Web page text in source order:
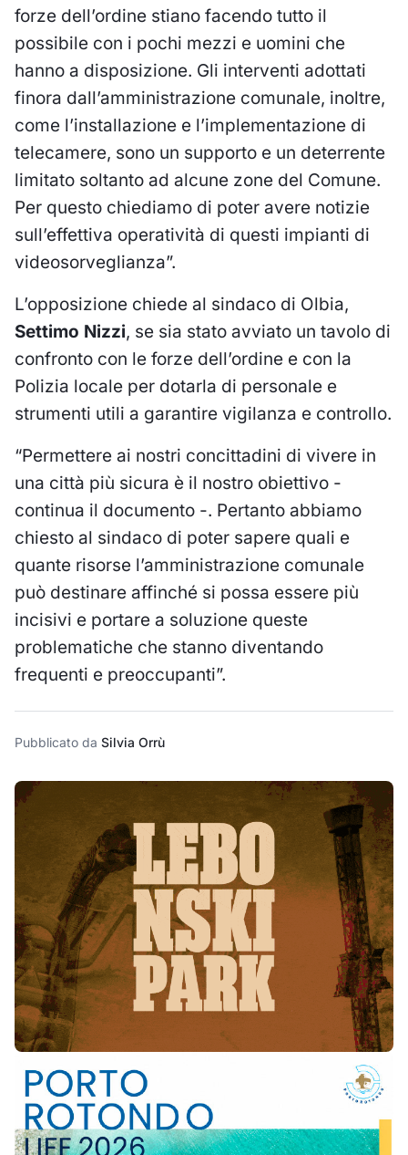
forze dell’ordine stiano facendo tutto il
possibile con i pochi mezzi e uomini che
hanno a disposizione. Gli interventi adottati
finora dall’amministrazione comunale, inoltre,
come l’installazione e l’implementazione di
telecamere, sono un supporto e un deterrente
limitato soltanto ad alcune zone del Comune.
Per questo chiediamo di poter avere notizie
sull’effettiva operatività di questi impianti di
videosorveglianza”.
L’opposizione chiede al sindaco di Olbia,
Settimo Nizzi, se sia stato avviato un tavolo di
confronto con le forze dell’ordine e con la
Polizia locale per dotarla di personale e
strumenti utili a garantire vigilanza e controllo.
“Permettere ai nostri concittadini di vivere in
una città più sicura è il nostro obiettivo -
continua il documento -. Pertanto abbiamo
chiesto al sindaco di poter sapere quali e
quante risorse l’amministrazione comunale
può destinare affinché si possa essere più
incisivi e portare a soluzione queste
problematiche che stanno diventando
frequenti e preoccupanti”.
Pubblicato da Silvia Orrù